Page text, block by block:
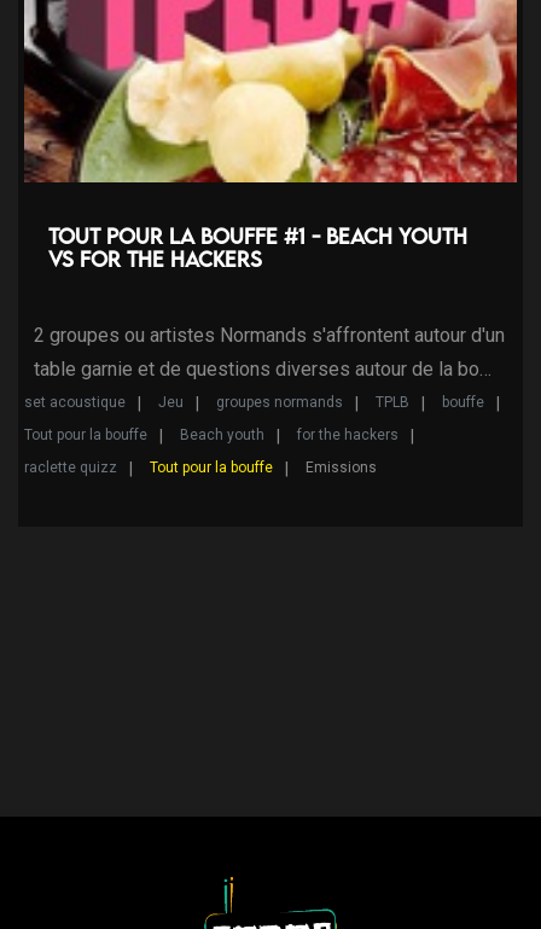
Tout pour la bouffe #1 - Beach youth
VS For the Hackers
2 groupes ou artistes Normands s'affrontent autour d'un
table garnie et de questions diverses autour de la bo…
set acoustique Jeu groupes normands TPLB
bouffe
Tout pour la bouffe
Beach youth
for the hackers
raclette quizz
Tout pour la bouffe Emissions